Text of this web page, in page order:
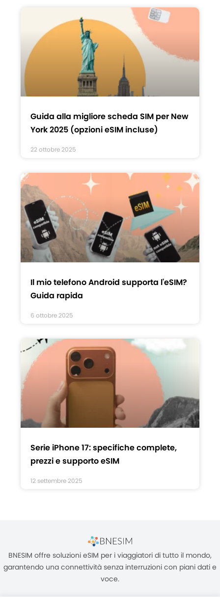
Guida alla migliore scheda SIM per New
York 2025 (opzioni eSIM incluse)
22 ottobre 2025
Il mio telefono Android supporta l'eSIM?
Guida rapida
6 ottobre 2025
Serie iPhone 17: specifiche complete,
prezzi e supporto eSIM
12 settembre 2025
BNESIM offre soluzioni eSIM per i viaggiatori di tutto il mondo,
garantendo una connettività senza interruzioni con piani dati e
voce.